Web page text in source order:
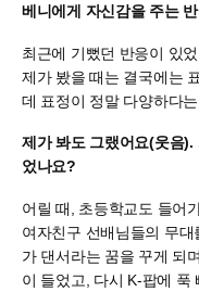
베니에게 자신감을 주는
최근에 기뻤던 반응이 있
제가 봤을 때는 결국에는
데 표정이 정말 다양하다
제가 봐도 그랬어요(웃음
었나요?
어릴 때, 초등학교도 들어
여자친구 선배님들의 무
가 댄서라는 꿈을 꾸게 되
이 들었고, 다시 K-팝에 푹